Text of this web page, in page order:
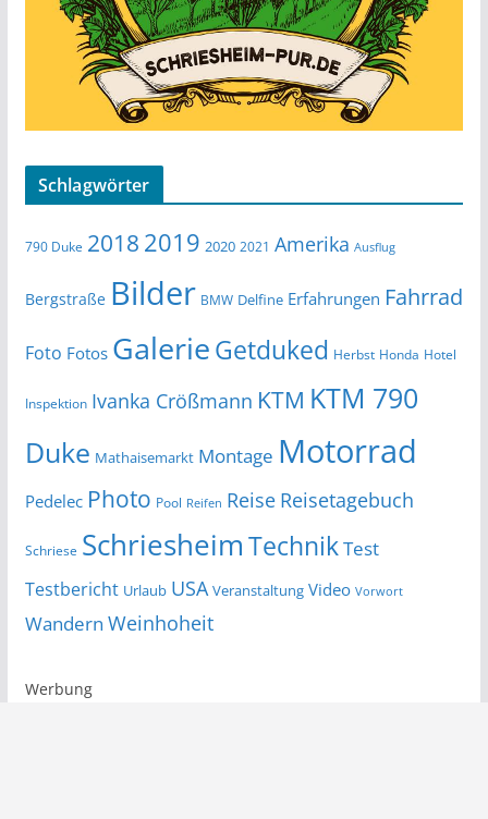
Schlagwörter
790 Duke 2018 2019 2020 2021 Amerika Ausflug
Bergstraße Bilder BMW Delfine Erfahrungen Fahrrad
Foto Fotos GalerieGetduked Herbst Honda Hotel
Inspektion Ivanka Crößmann KTM KTM 790
Duke Mathaisemarkt Montage Motorrad
Pedelec Photo Pool Reifen Reise Reisetagebuch
Schriese SchriesheimTechnikTest
Testbericht Urlaub USA Veranstaltung Video Vorwort
Wandern Weinhoheit
Werbung